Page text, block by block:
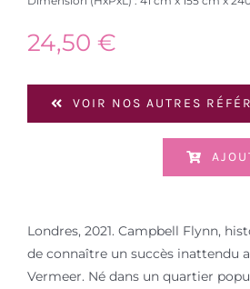
24,50 €
VOIR NOS AUTRES
Londres, 2021. Campbell Flynn,
de connaître un succès inattendu
Vermeer. Né dans un quartier